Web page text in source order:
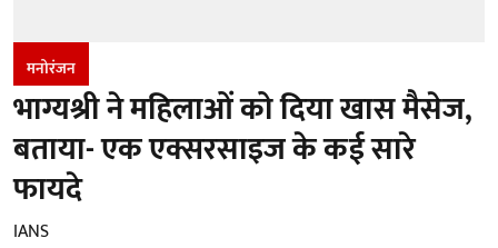
मनोरंजन
भाग्यश्री ने महिलाओं को दिया खास मैसेज,
बताया- एक एक्सरसाइज के कई सारे
फायदे
IANS